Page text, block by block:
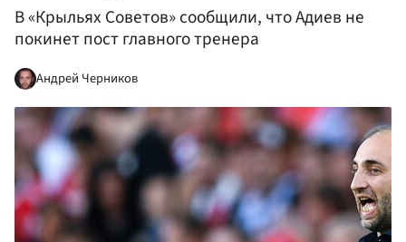
В «Крыльях Советов» сообщили, что Адиев не
покинет пост главного тренера
Андрей Черников